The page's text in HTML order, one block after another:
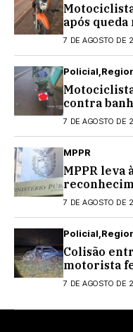
após queda
Centenário
7 DE AGOSTO DE
Policial
contra
caminhão
7 DE AGOSTO DE
MPPR
MPPR leva
estaduais
7 DE AGOSTO DE
Policial
Colisão
motorista
Medianeira
7 DE AGOSTO DE